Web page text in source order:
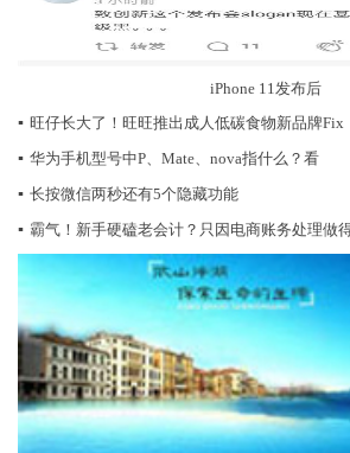
iPhone 11发布后
▪ 旺仔长大了！旺旺推出成人低碳食物新品牌Fix
▪ 华为手机型号中P、Mate、nova指什么？看
▪ 长按微信两秒还有5个隐藏功能
▪ 霸气！新手硬磕老会计？只因电商账务处理做